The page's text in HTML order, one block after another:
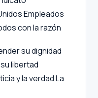
Empleados
con la razón
su dignidad
libertad
y la verdadLa